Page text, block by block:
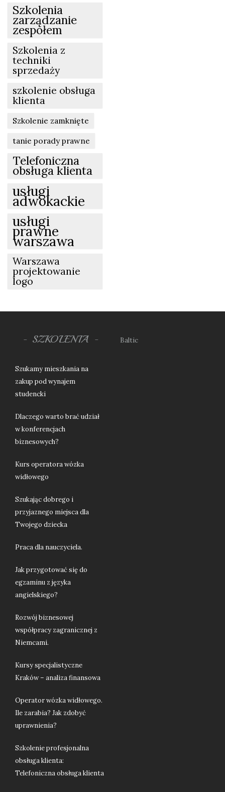
Szkolenia
zarządzanie
zespołem
Szkolenia z
techniki
sprzedaży
szkolenie obsługa
klienta
Szkolenie zamknięte
tanie porady prawne
Telefoniczna
obsługa klienta
usługi
adwokackie
usługi
prawne
warszawa
Warszawa
projektowanie
logo
SZKOLENIA
Szukamy mieszkania na
zakup pod wynajem
studencki
Dlaczego warto brać udział
w konferencjach
biznesowych?
Kurs operatora wózka
widłowego
Szukając dobrego i
przyjaznego miejsca dla
Twojego dziecka
Praca dla nauczyciela.
Jak przygotować się do
egzaminu z języka
angielskiego?
Rozwój biznesowej
współpracy zagranicznej z
Niemcami.
Kursy specjalistyczne
Kraków – analiza finansowa
Operator wózka widłowego.
Ile zarabia? Jak zdobyć
uprawnienia?
Szkolenie profesjonalna
obsługa klienta:
Telefoniczna obsługa klienta
Baltic